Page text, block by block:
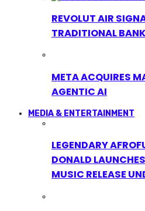
REVOLUT AIR
TRADITIONAL
META ACQUIRES
AGENTIC AI
MEDIA & ENTERTAINMENT
LEGENDARY
DONALD
MUSIC RELEASE